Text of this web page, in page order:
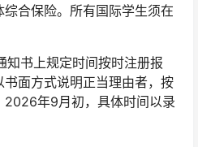
合保险。所有国际学生须在
知书上规定时间按时注册报
面方式说明正当理由者，按
2026年9月初，具体时间以录